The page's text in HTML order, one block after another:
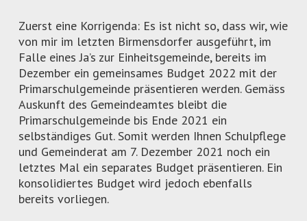
Zuerst eine Korrigenda: Es ist nicht so, dass wir, wie
von mir im letzten Birmensdorfer ausgeführt, im
Falle eines Ja’s zur Einheitsgemeinde, bereits im
Dezember ein gemeinsames Budget 2022 mit der
Primarschulgemeinde präsentieren werden. Gemäss
Auskunft des Gemeindeamtes bleibt die
Primarschulgemeinde bis Ende 2021 ein
selbständiges Gut. Somit werden Ihnen Schulpflege
und Gemeinderat am 7. Dezember 2021 noch ein
letztes Mal ein separates Budget präsentieren. Ein
konsolidiertes Budget wird jedoch ebenfalls
bereits vorliegen.